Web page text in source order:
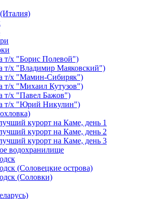
т/х "Борис Полевой")
т/х "Владимир Маяковский")
т/х "Мамин-Сибиряк")
т/х "Михаил Кутузов")
т/х "Павел Бажов")
т/х "Юрий Никулин")
курорт на Каме, день 1
курорт на Каме, день 2
курорт на Каме, день 3
водохранилище
(Соловецкие острова)
(Соловки)